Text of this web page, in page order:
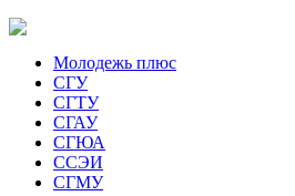
Молодежь плюс
СГУ
СГТУ
СГАУ
СГЮА
ССЭИ
СГМУ